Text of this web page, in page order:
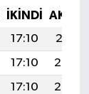
İKINDI
17:10
20:31
17:10
20:30
17:10
20:29